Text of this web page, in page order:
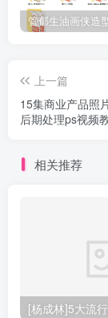
上一篇
15集商业产品照
后期处理ps视频
相关推荐
[杨成林]5大流